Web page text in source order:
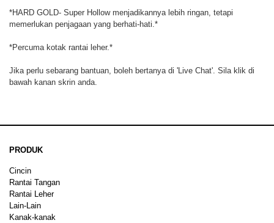
*HARD GOLD- Super Hollow menjadikannya lebih ringan, tetapi
memerlukan penjagaan yang berhati-hati.*
*Percuma kotak rantai leher.*
Jika perlu sebarang bantuan, boleh bertanya di 'Live Chat'. Sila klik di
bawah kanan skrin anda.
PRODUK
Cincin
Rantai Tangan
Rantai Leher
Lain-Lain
Kanak-kanak